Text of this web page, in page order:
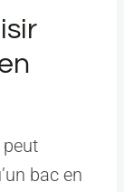
bac en